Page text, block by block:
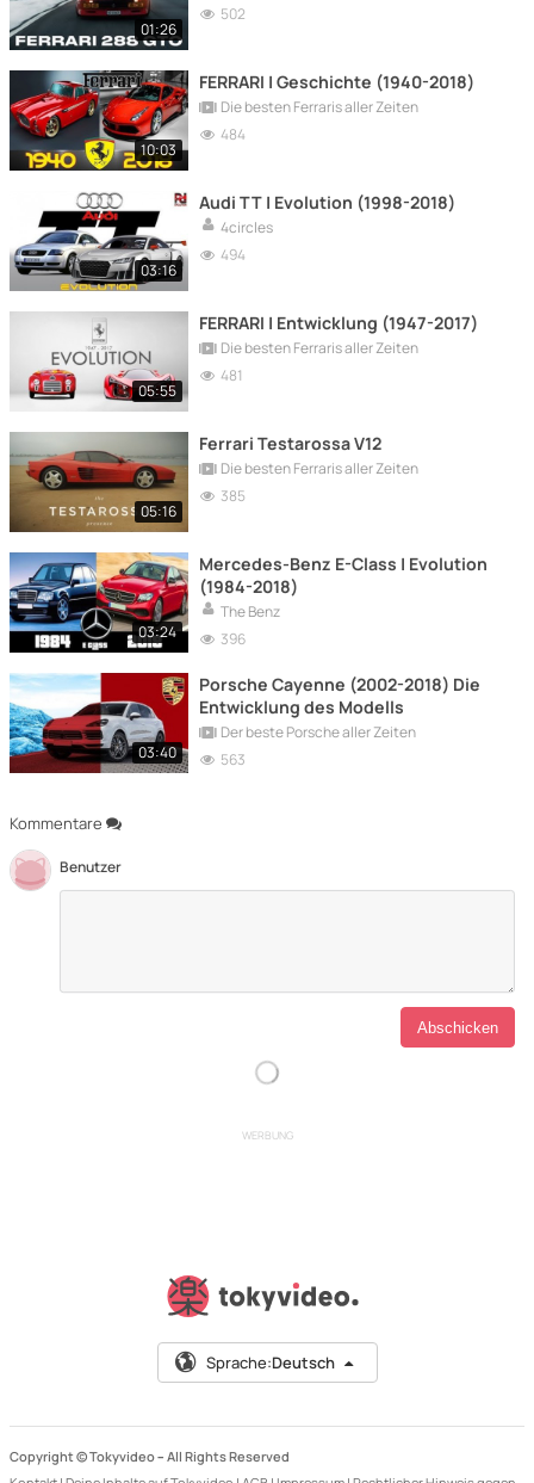
Kommentare
Benutzer
01:26
502
10:03
FERRARI | Geschichte (1940-2018)
Die besten Ferraris aller Zeiten
484
03:16
Audi TT | Evolution (1998-2018)
4circles
494
05:55
FERRARI | Entwicklung (1947-2017)
Die besten Ferraris aller Zeiten
481
05:16
Ferrari Testarossa V12
Die besten Ferraris aller Zeiten
385
03:24
Mercedes-Benz E-Class | Evolution
(1984-2018)
The Benz
396
03:40
Porsche Cayenne (2002-2018) Die
Entwicklung des Modells
Der beste Porsche aller Zeiten
563
WERBUNG
Sprache:Deutsch
Copyright © Tokyvideo – All Rights Reserved